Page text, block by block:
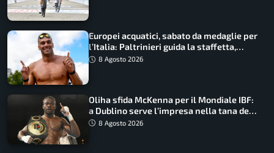
Europei acquatici, sabato da medaglie per
l’Italia: Paltrinieri guida la staffetta,
Barnabà sogna l’oro dalle grandi altezze
8 Agosto 2026
Oliha sfida McKenna per il Mondiale IBF:
a Dublino serve l’impresa nella tana del
lupo8 Agosto 2026